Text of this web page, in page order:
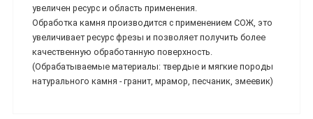
увеличен ресурс и область применения.
Обработка камня производится с применением СОЖ, это
увеличивает ресурс фрезы и позволяет получить более
качественную обработанную поверхность.
(Обрабатываемые материалы: твердые и мягкие породы
натурального камня - гранит, мрамор, песчаник, змеевик)